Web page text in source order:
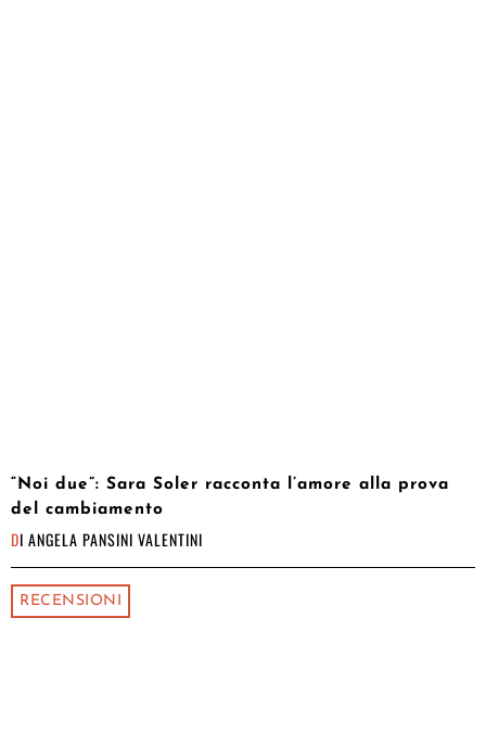
“Noi due”: Sara Soler racconta l’amore alla prova
del cambiamento
DI ANGELA PANSINI VALENTINI
RECENSIONI